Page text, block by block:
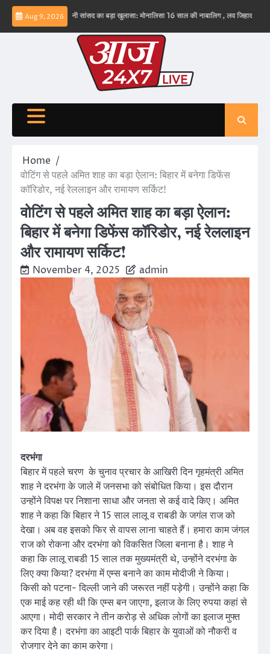
Skip
content
Aug 9, 2026
ईरान बड़वानी सांसद का बड़ा खुलासा: मोनालिसा 16 साल की नाबालिग , लव जिहाद के षडयंत्र का
Home
वोटिंग से पहले अमित शाह का बड़ा ऐलान: बिहार में बनेगा डिफेंस
कॉरिडोर, नई रेललाइन और रामायण सर्किट!
वोटिंग से पहले अमित शाह का बड़ा ऐलान:
बिहार में बनेगा डिफेंस कॉरिडोर, नई रेललाइन
और रामायण सर्किट!
November 4, 2025 admin
दरभंगा
बिहार में पहले चरण के चुनाव प्रचार के आखिरी दिन गृहमंत्री अमित
शाह ने दरभंगा के जाले में जनसभा को संबोधित किया। इस दौरान
उन्होंने विपक्ष पर निशाना साधा और जनता से कई वादे किए। अमित
शाह ने कहा कि बिहार ने 15 साल लालू व राबडी के जगंल राज को
देखा। अब वह इसको फिर से वापस लाना चाहते हैं। हमारा काम जंगल
राज को रोकना और दरभंगा को विकसित जिला बनाना है। शाह ने
कहा कि लालू राबडी 15 साल तक मुख्यमंत्री थे, उन्होंने दरभंगा के
लिए क्या किया? दरभंगा में एम्स बनाने का काम मोदीजी ने किया।
किसी को पटना- दिल्ली जाने की जरूरत नहीं पड़ेगी। उन्होंने कहा कि
एक माई कह रही थी कि एम्स बन जाएगा, इलाज के लिए रुपया कहां से
आएगा। मोदी सरकार ने तीन करोड़ से अधिक लोगों का इलाज मुफ्त
कर दिया है। दरभंगा का आइटी पार्क बिहार के युवाओं को नौकरी व
रोजगार देने का काम करेगा।